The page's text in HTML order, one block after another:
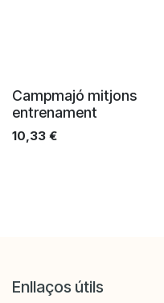
Pre-order
Campmajó mitjons
entrenament
10,33 €
Enllaços útils